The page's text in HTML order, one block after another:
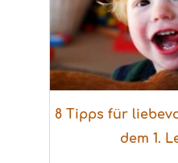
8 Tipps für
dem 1.